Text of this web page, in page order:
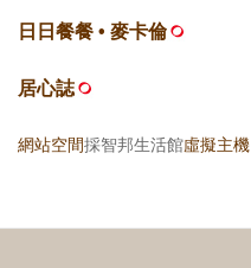
日日餐餐 • 麥卡倫
居心誌
網站空間採智邦生活館虛擬主機